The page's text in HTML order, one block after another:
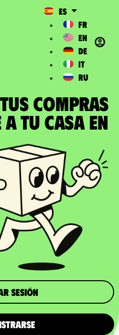
ES
FR
EN
DE
IT
RU
COMPRAS
a tu casa en
sesión